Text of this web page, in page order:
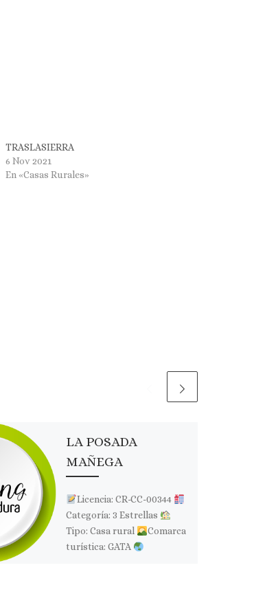
TRASLASIERRA
6 Nov 2021
En «Casas Rurales»
LA POSADA
MAÑEGA
Licencia: CR-CC-00344
Categoría: 3 Estrellas
Tipo: Casa rural
Comarca
turística: GATA